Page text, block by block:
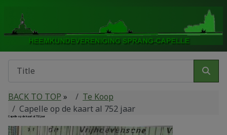
BACK TO TOP »
Te Koop
Capelle op de kaart al 752 jaar
Capelle op de kaart al 752 jaar